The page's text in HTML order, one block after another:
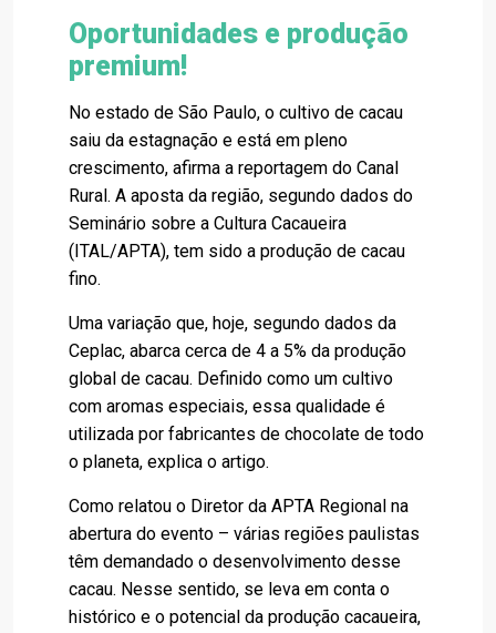
Oportunidades e produção
premium!
No estado de São Paulo, o cultivo de cacau
saiu da estagnação e está em pleno
crescimento, afirma a reportagem do Canal
Rural. A aposta da região, segundo dados do
Seminário sobre a Cultura Cacaueira
(ITAL/APTA), tem sido a produção de cacau
fino.
Uma variação que, hoje, segundo dados da
Ceplac, abarca cerca de 4 a 5% da produção
global de cacau. Definido como um cultivo
com aromas especiais, essa qualidade é
utilizada por fabricantes de chocolate de todo
o planeta, explica o artigo.
Como relatou o Diretor da APTA Regional na
abertura do evento – várias regiões paulistas
têm demandado o desenvolvimento desse
cacau. Nesse sentido, se leva em conta o
histórico e o potencial da produção cacaueira,